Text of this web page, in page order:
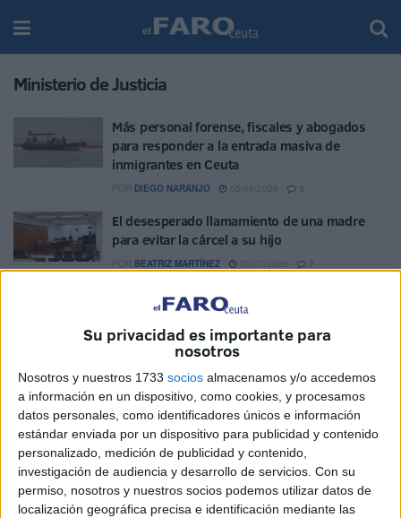
Su privacidad es importante para
nosotros
Nosotros y nuestros 1733 socios almacenamos y/o accedemos
a información en un dispositivo, como cookies, y procesamos
datos personales, como identificadores únicos e información
estándar enviada por un dispositivo para publicidad y contenido
personalizado, medición de publicidad y contenido,
investigación de audiencia y desarrollo de servicios. Con su
permiso, nosotros y nuestros socios podemos utilizar datos de
localización geográfica precisa e identificación mediante las
Ministerio de Justicia
Más personal forense, fiscales y abogados
para responder a la entrada masiva de
inmigrantes en Ceuta
DIEGO NARANJO 3
El desesperado llamamiento de una madre
para evitar la cárcel a su hijo
BEATRIZ MARTÍNEZ 7
CCOO pide aumentar las plantillas ante la
creación de 500 nuevas unidades judiciales y
200 para la Fiscalía
ISABEL JIMÉNEZ 09/07/2026
El Gobierno deja a Ceuta fuera del reparto de
nuevas plazas judiciales
POR ISABEL JIMÉNEZ 29/06/2026 0
La Justicia reconoce el visado a una marroquí
que trabaja en Ceuta y niega fraude
POR CARMEN ECHARRI 27/06/2026 2